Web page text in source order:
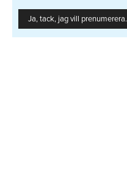
Ja, tack, jag vill prenumerera.